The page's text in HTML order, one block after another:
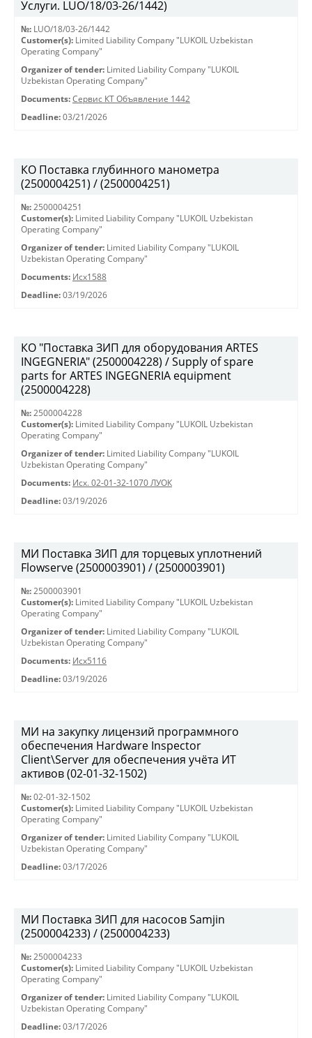
Услуги. LUO/18/03-26/1442)
№: LUO/18/03-26/1442
Customer(s): Limited Liability Company "LUKOIL Uzbekistan
Operating Company"
Organizer of tender: Limited Liability Company "LUKOIL
Uzbekistan Operating Company"
Documents: Сервис КТ Объявление 1442
Deadline: 03/21/2026
КО Поставка глубинного манометра
(2500004251) / (2500004251)
№: 2500004251
Customer(s): Limited Liability Company "LUKOIL Uzbekistan
Operating Company"
Organizer of tender: Limited Liability Company "LUKOIL
Uzbekistan Operating Company"
Documents: Исх1588
Deadline: 03/19/2026
КО "Поставка ЗИП для оборудования ARTES
INGEGNERIA" (2500004228) / Supply of spare
parts for ARTES INGEGNERIA equipment
(2500004228)
№: 2500004228
Customer(s): Limited Liability Company "LUKOIL Uzbekistan
Operating Company"
Organizer of tender: Limited Liability Company "LUKOIL
Uzbekistan Operating Company"
Documents: Исх. 02-01-32-1070 ЛУОК
Deadline: 03/19/2026
МИ Поставка ЗИП для торцевых уплотнений
Flowserve (2500003901) / (2500003901)
№: 2500003901
Customer(s): Limited Liability Company "LUKOIL Uzbekistan
Operating Company"
Organizer of tender: Limited Liability Company "LUKOIL
Uzbekistan Operating Company"
Documents: Исх5116
Deadline: 03/19/2026
МИ на закупку лицензий программного
обеспечения Hardware Inspector
Client\Server для обеспечения учёта ИТ
активов (02-01-32-1502)
№: 02-01-32-1502
Customer(s): Limited Liability Company "LUKOIL Uzbekistan
Operating Company"
Organizer of tender: Limited Liability Company "LUKOIL
Uzbekistan Operating Company"
Deadline: 03/17/2026
МИ Поставка ЗИП для насосов Samjin
(2500004233) / (2500004233)
№: 2500004233
Customer(s): Limited Liability Company "LUKOIL Uzbekistan
Operating Company"
Organizer of tender: Limited Liability Company "LUKOIL
Uzbekistan Operating Company"
Deadline: 03/17/2026